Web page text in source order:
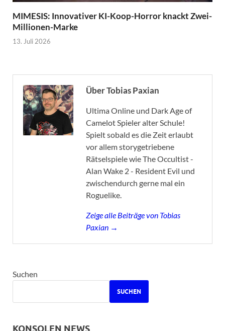
MIMESIS: Innovativer KI-Koop-Horror knackt Zwei-
Millionen-Marke
13. Juli 2026
Über Tobias Paxian
Ultima Online und Dark Age of
Camelot Spieler alter Schule!
Spielt sobald es die Zeit erlaubt
vor allem storygetriebene
Rätselspiele wie The Occultist -
Alan Wake 2 - Resident Evil und
zwischendurch gerne mal ein
Roguelike.
Zeige alle Beiträge von Tobias
Paxian →
Suchen
SUCHEN
KONSOLEN NEWS